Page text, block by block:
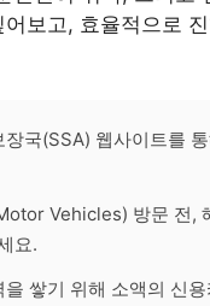
보고, 효율적으로
국(SSA) 웹사이트를
Vehicles) 방문 전,
요.
쌓기 위해 소액의 신